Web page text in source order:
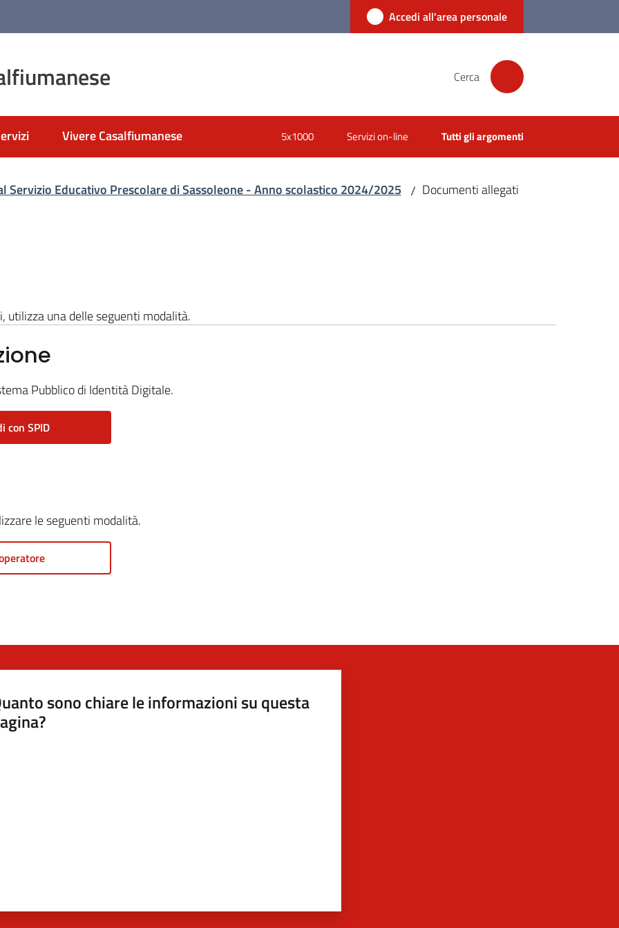
Accedi all'area personale
Cerca
Vivere Casalfiumanese 5x1000 Servizi on-line Tutti gli argomenti
Servizio Educativo Prescolare di Sassoleone - Anno scolastico 2024/2025 / Documenti allegati
utilizza una delle seguenti modalità.
Pubblico di Identità Digitale.
con SPID
le seguenti modalità.
sono chiare le informazioni su questa